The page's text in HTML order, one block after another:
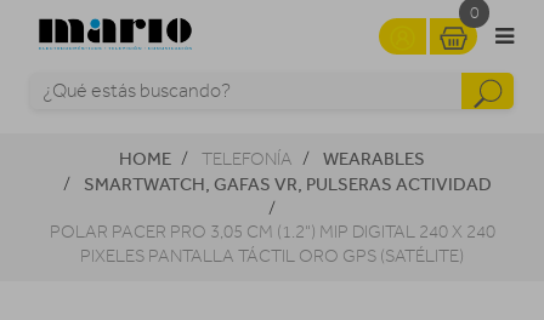
0
HOME TELEFONÍA
WEARABLES
SMARTWATCH, GAFAS VR, PULSERAS ACTIVIDAD
POLAR PACER PRO 3,05 CM (1.2") MIP DIGITAL 240 X 240
PIXELES PANTALLA TÁCTIL ORO GPS (SATÉLITE)